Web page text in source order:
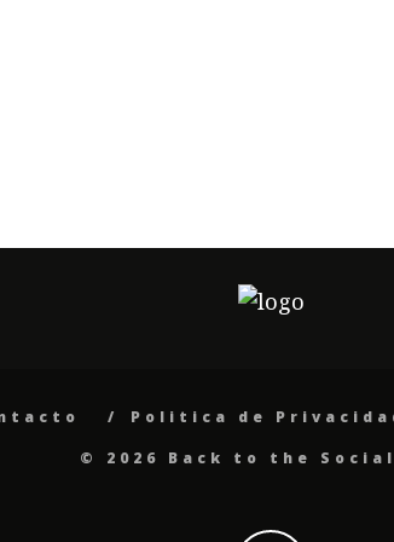
Politica de
© 2026 Back to the